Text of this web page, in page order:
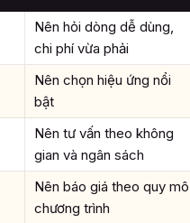
Nên hỏi dòng dễ dùng,
chi phí vừa phải
Nên chọn hiệu ứng nổi
bật
Nên tư vấn theo không
gian và ngân sách
Nên báo giá theo quy mô
chương trình